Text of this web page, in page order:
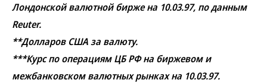
Лондонской валютной бирже на 10.03.97, по данным
Reuter.
**Долларов США за валюту.
***Курс по операциям ЦБ РФ на биржевом и
межбанковском валютных рынках на 10.03.97.